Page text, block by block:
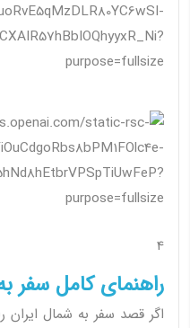
4
راهنمای کامل سفر
اگر قصد سفر به شمال ایران